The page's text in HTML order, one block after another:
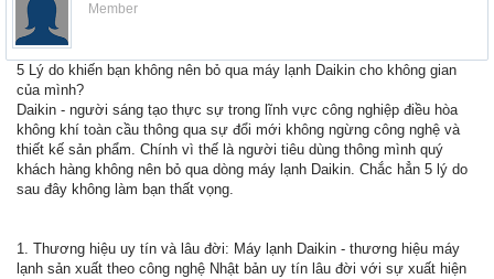
Member
5 Lý do khiến bạn không nên bỏ qua máy lạnh Daikin cho không gian
của mình?
Daikin - người sáng tạo thực sự trong lĩnh vực công nghiệp điều hòa
không khí toàn cầu thông qua sự đổi mới không ngừng công nghệ và
thiết kế sản phẩm. Chính vì thế là người tiêu dùng thông mình quý
khách hàng không nên bỏ qua dòng máy lạnh Daikin. Chắc hẳn 5 lý do
sau đây không làm bạn thất vọng.
1. Thương hiệu uy tín và lâu đời: Máy lạnh Daikin - thương hiệu máy
lạnh sản xuất theo công nghệ Nhật bản uy tín lâu đời với sự xuất hiện